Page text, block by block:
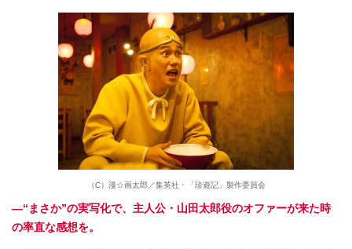
（C）漫☆画太郎／集英社・「珍遊記」製作委員会
―“まさか”の実写化で、主人公・山田太郎役のオファーが来た時
の率直な感想を。